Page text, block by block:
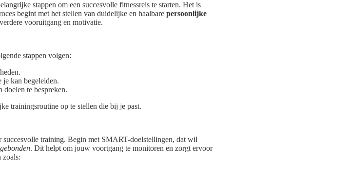
stappen om een succesvolle fitnessreis te starten. Het is
begint met het stellen van duidelijke en haalbare persoonlijke
vooruitgang en motivatie.
stappen volgen:
je kan begeleiden.
doelen te bespreken.
trainingsroutine op te stellen die bij je past.
training. Begin met SMART-doelstellingen, dat wil
. Dit helpt om jouw voortgang te monitoren en zorgt ervoor
zoals: